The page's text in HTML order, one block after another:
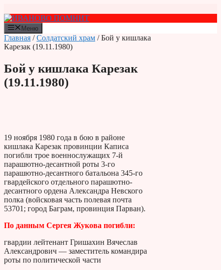
к
содержимому
Меню
Главная /Солдатский храм / Бой у кишлака
Карезак (19.11.1980)
Бой у кишлака Карезак
(19.11.1980)
19 ноября 1980 года в бою в районе
кишлака Карезак провинции Каписа
погибли трое военнослужащих 7-й
парашютно-десантной роты 3-го
парашютно-десантного батальона 345-го
гвардейского отдельного парашютно-
десантного ордена Александра Невского
полка (войсковая часть полевая почта
53701; город Баграм, провинция Парван).
По данным Сергея Жукова погибли:
гвардии лейтенант Гришахин Вячеслав
Александрович — заместитель командира
роты по политической части